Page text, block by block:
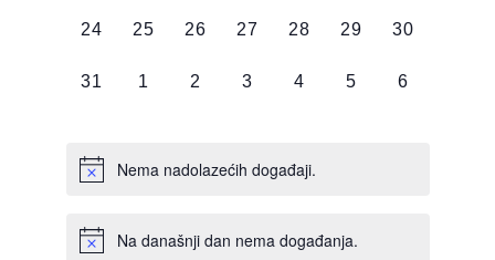
0
24
0
25
0
26
0
27
0
28
0
29
0
30
0
31
0
1
0
2
0
3
0
4
0
5
0
6
Nema nadolazećih događaji.
Na današnji dan nema događanja.